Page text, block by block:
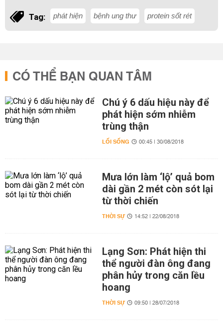
Tag: phát hiện bệnh ung thư protein sốt rét
CÓ THỂ BẠN QUAN TÂM
Chú ý 6 dấu hiệu này để
phát hiện sớm nhiễm
trùng thận
LỐI SỐNG 00:45 | 30/08/2018
Mưa lớn làm ‘lộ’ quả bom
dài gần 2 mét còn sót lại
từ thời chiến
THỜI SỰ 14:52 | 22/08/2018
Lạng Sơn: Phát hiện thi
thể người đàn ông đang
phân hủy trong căn lều
hoang
THỜI SỰ 09:50 | 28/07/2018